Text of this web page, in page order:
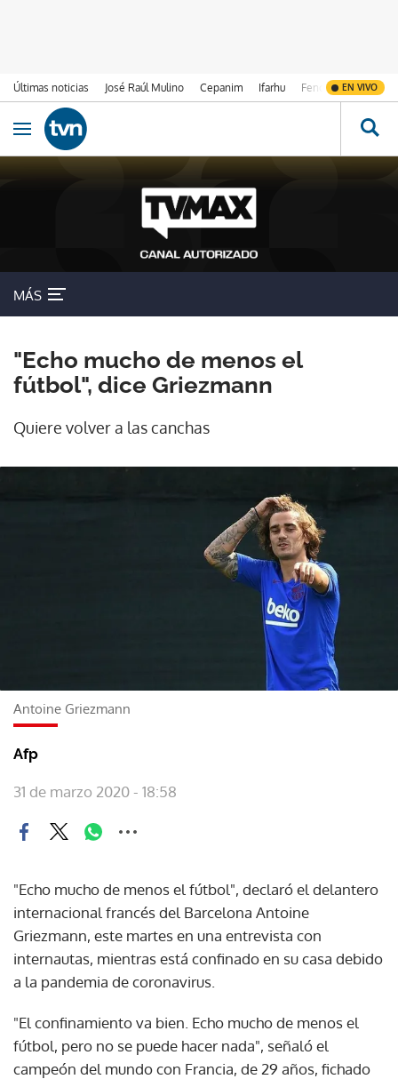
Últimas noticias José Raúl Mulino Cepanim Ifarhu Fenómeno de El
EN VIVO
Ir al contenido
Obrir navegació
MÁS
"Echo mucho de menos el
fútbol", dice Griezmann
Quiere volver a las canchas
Antoine Griezmann
Afp
31 de marzo 2020 - 18:58
"Echo mucho de menos el fútbol", declaró el delantero
internacional francés del Barcelona Antoine
Griezmann, este martes en una entrevista con
internautas, mientras está confinado en su casa debido
a la pandemia de coronavirus.
"El confinamiento va bien. Echo mucho de menos el
fútbol, pero no se puede hacer nada", señaló el
campeón del mundo con Francia, de 29 años, fichado